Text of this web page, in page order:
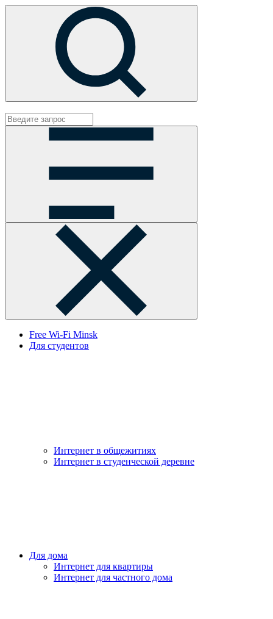
Free Wi-Fi Minsk
Для студентов
Интернет в общежитиях
Интернет в студенческой деревне
Для дома
Интернет для квартиры
Интернет для частного дома